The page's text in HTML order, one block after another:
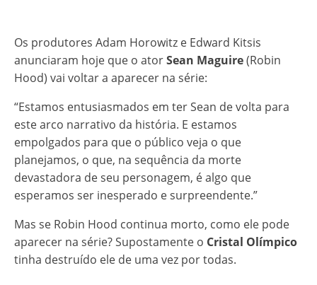
Os produtores Adam Horowitz e Edward Kitsis
anunciaram hoje que o atorSean Maguire(Robin
Hood) vai voltar a aparecer na série:
“Estamos entusiasmados em ter Sean de volta para
este arco narrativo da história. E estamos
empolgados para que o público veja o que
planejamos, o que, na sequência da morte
devastadora de seu personagem, é algo que
esperamos ser inesperado e surpreendente.”
Mas se Robin Hood continua morto, como ele pode
aparecer na série? Supostamente o Cristal Olímpico
tinha destruído ele de uma vez por todas.